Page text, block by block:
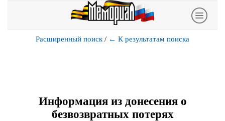
Расширенный поиск / ← К результатам поиска
Информация из донесения о
безвозвратных потерях